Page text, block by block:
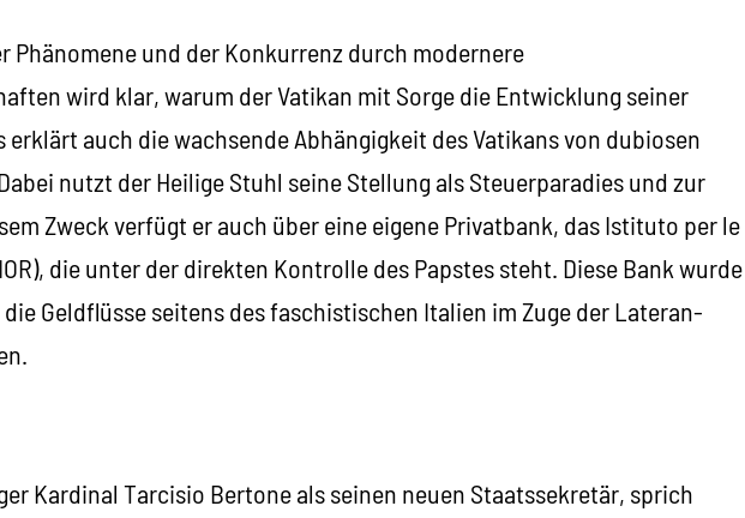
Phänomene und der Konkurrenz durch modernere
wird klar, warum der Vatikan mit Sorge die Entwicklung seiner
erklärt auch die wachsende Abhängigkeit des Vatikans von dubiosen
nutzt der Heilige Stuhl seine Stellung als Steuerparadies und zur
Zweck verfügt er auch über eine eigene Privatbank, das Istituto per le
die unter der direkten Kontrolle des Papstes steht. Diese Bank wurde
die Geldflüsse seitens des faschistischen Italien im Zuge der Lateran-
Kardinal Tarcisio Bertone als seinen neuen Staatssekretär, sprich